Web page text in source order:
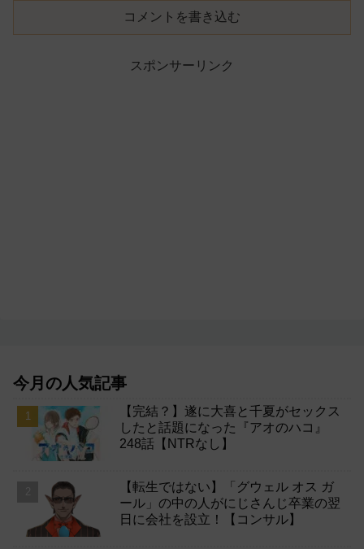
コメントを書き込む
スポンサーリンク
今月の人気記事
【完結？】遂に大喜と千夏がセックス
したと話題になった『アオのハコ』
248話【NTRなし】
【転生ではない】「グウェル オス ガ
ール」の中の人がにじさんじ卒業の翌
日に会社を設立！【コンサル】